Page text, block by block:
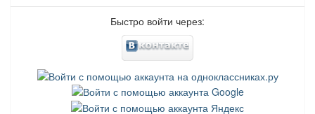
Быстро войти через: